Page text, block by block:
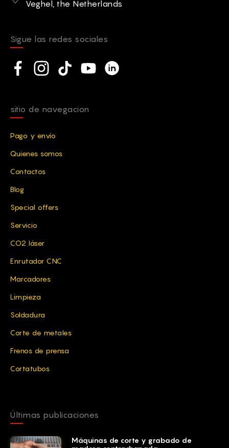
Veghel, the Netherlands
Sigue las redes sociales
Social network
Facebook
Instagram
TikTokYouTubeLinkedin
sitio de navegacion
Pago y envío
Quienes somos
Contactos
Blog
Special offers
Servicio
CO2 láser
Enrutador CNC
Marcadores
Limpieza
Soldadura
Corte de metales
Frenos de prensa
Cortatubos
Últimas publicaciones
Máquinas de corte y grabado de